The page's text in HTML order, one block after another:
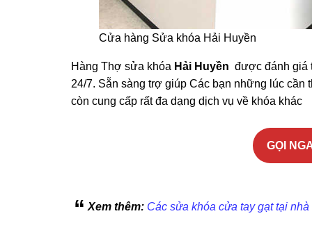
Cửa hàng Sửa khóa Hải Huyền
Hàng Thợ sửa khóa Hải Huyền được đánh giá
24/7. Sẵn sàng trợ giúp Các bạn những lúc
còn cung cấp rất đa dạng dịch vụ về khóa khác
GỌI
Xem thêm: Các sửa khóa cửa tay gạt tại nhà